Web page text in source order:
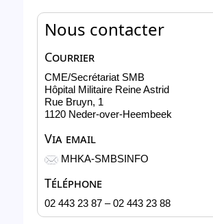
Nous contacter
Courrier
CME/Secrétariat SMB
Hôpital Militaire Reine Astrid
Rue Bruyn, 1
1120 Neder-over-Heembeek
Via email
MHKA-SMBSINFO
Téléphone
02 443 23 87 – 02 443 23 88